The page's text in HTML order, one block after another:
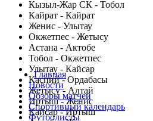
Кызыл-Жар СК - Тобол
Кайрат - Кайрат
Женис - Улытау
Окжетпес - Жетысу
Астана - Актобе
Тобол - Окжетпес
Улытау - Кайсар
Каспий - Ордабасы
Жетысу - Алтай
Иртыш - Женис
Кайсар - Иртыш
Главная
Новости
Обзоры матчей
Спортивный календарь
Футболисты